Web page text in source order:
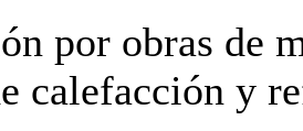
por obras de
calefacción y